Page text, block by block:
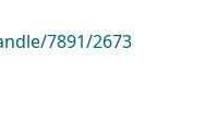
7891/2673